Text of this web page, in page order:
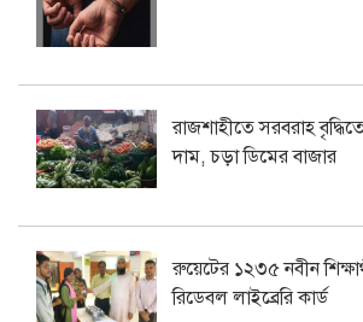
রাজশাহীতে সরবরাহ
দাম, চড়া ডিমের বাজার
রুয়েটের ১২৩৫ নবীন
রিডেবল লাইব্রেরি কার্ড